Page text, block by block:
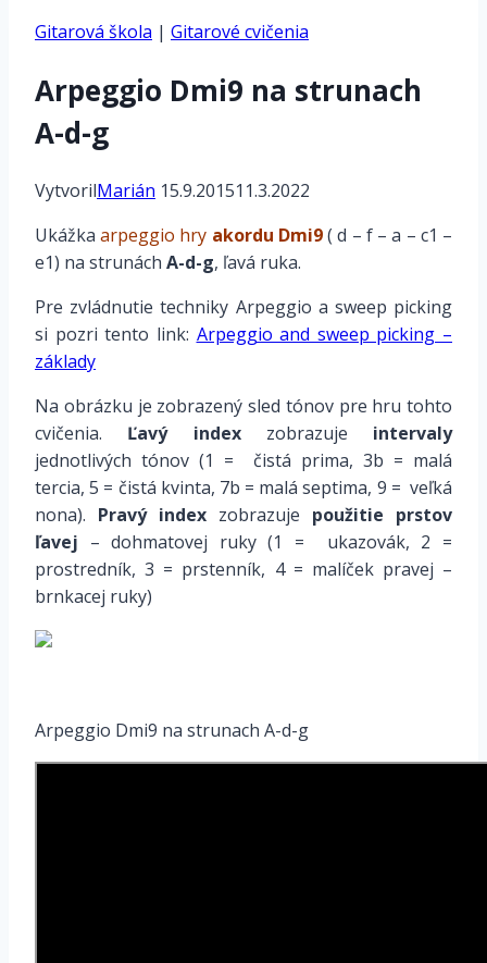
Gitarová škola | Gitarové cvičenia
Arpeggio Dmi9 na strunach
A-d-g
VytvorilMarián 15.9.201511.3.2022
Ukážkaarpeggio hry akordu Dmi9( d – f – a – c1 –
e1) na strunách A-d-g, ľavá ruka.
Pre zvládnutie techniky Arpeggio a sweep picking
si pozri tento link: Arpeggio and sweep picking –
základy
Na obrázku je zobrazený sled tónov pre hru tohto
cvičenia. Ľavý indexzobrazuje intervaly
jednotlivých tónov (1 = čistá prima, 3b = malá
tercia, 5 = čistá kvinta, 7b = malá septima, 9 = veľká
nona). Pravý index zobrazuje použitie prstov
ľavej – dohmatovej ruky (1 = ukazovák, 2 =
prostredník, 3 = prstenník, 4 = malíček pravej –
brnkacej ruky)
Arpeggio Dmi9 na strunach A-d-g